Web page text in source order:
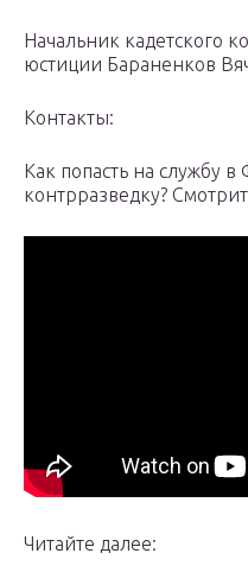
Начальник кадетского
юстиции Бараненков
Контакты:
Как попасть на службу в
контрразведку?
Читайте далее: